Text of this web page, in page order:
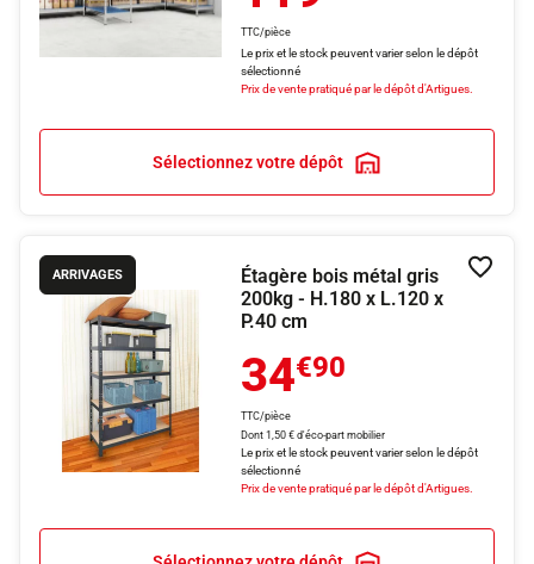
TTC/pièce
Le prix et le stock peuvent varier selon le dépôt
sélectionné
Prix de vente pratiqué par le dépôt d'Artigues.
Sélectionnez votre dépôt
ARRIVAGES
Étagère bois métal gris
200kg - H.180 x L.120 x
P.40 cm
34€90
TTC/pièce
Dont 1,50 € d'éco-part mobilier
Le prix et le stock peuvent varier selon le dépôt
sélectionné
Prix de vente pratiqué par le dépôt d'Artigues.